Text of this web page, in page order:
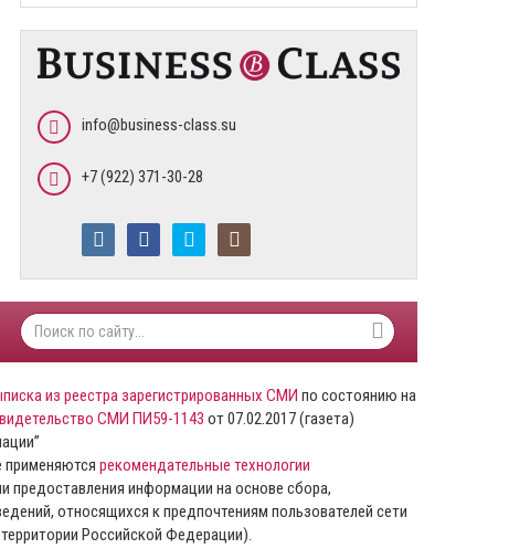
info@business-class.su
+7 (922) 371-30-28
из реестра зарегистрированных СМИ по состоянию на
СМИ ПИ59-1143 от 07.02.2017 (газета)
рекомендательные технологии
предоставления информации на основе сбора,
относящихся к предпочтениям пользователей сети
Российской Федерации).